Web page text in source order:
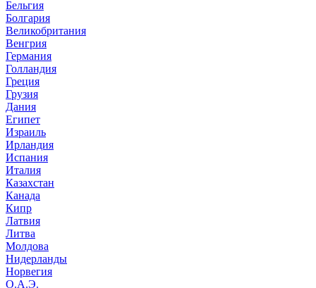
Бельгия
Болгария
Великобритания
Венгрия
Германия
Голландия
Греция
Грузия
Дания
Египет
Израиль
Ирландия
Испания
Италия
Казахстан
Канада
Кипр
Латвия
Литва
Молдова
Нидерланды
Норвегия
О.А.Э.